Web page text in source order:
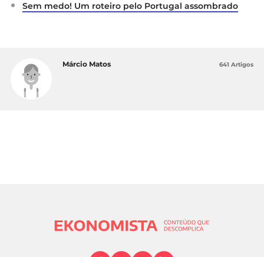
Sem medo! Um roteiro pelo Portugal assombrado
Márcio Matos 641 Artigos